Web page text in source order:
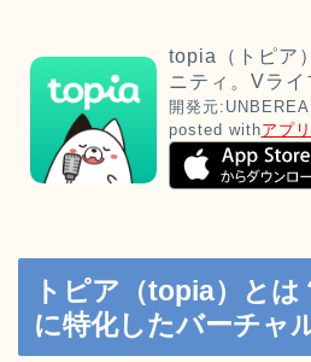
topia（トピア
ニティ。Vライ
開発元:
posted withアプ
トピア（topia）と
に特化したバーチャ